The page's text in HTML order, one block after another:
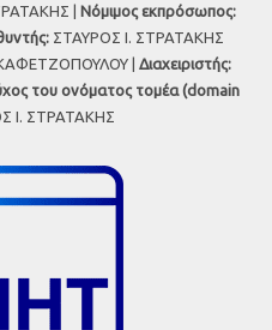
| Νόμιμος εκπρόσωπος:
ΣΤΑΥΡΟΣ Ι. ΣΤΡΑΤΑΚΗΣ
| Διαχειριστής:
του ονόματος τομέα (domain
Ι. ΣΤΡΑΤΑΚΗΣ